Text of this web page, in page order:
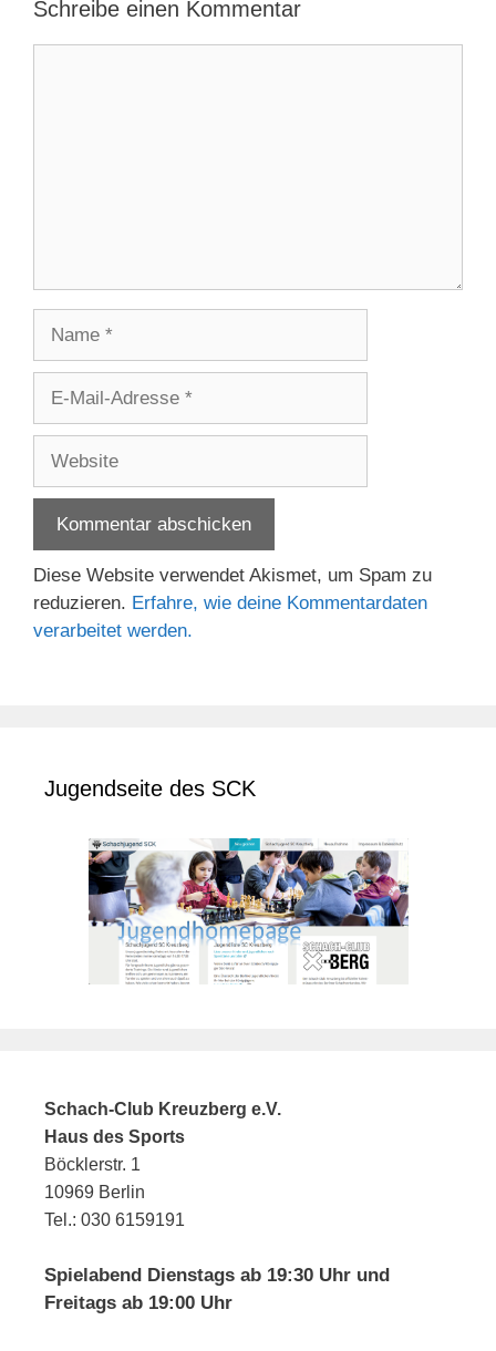
Schreibe einen Kommentar
Adresse
Diese Website verwendet Akismet, um Spam zu
reduzieren. Erfahre, wie deine Kommentardaten
verarbeitet werden.
Jugendseite des SCK
Schach-Club Kreuzberg e.V.
Haus des Sports
Böcklerstr. 1
10969 Berlin
Tel.: 030 6159191
Spielabend Dienstags ab 19:30 Uhr und
Freitags ab 19:00 Uhr